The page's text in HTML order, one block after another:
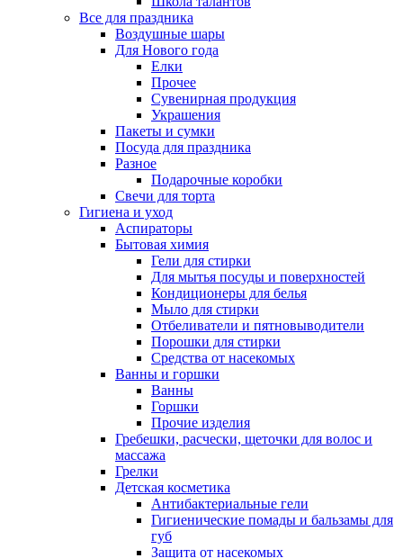
Все для праздника
Воздушные шары
Для Нового года
Елки
Прочее
Сувенирная продукция
Украшения
Пакеты и сумки
Посуда для праздника
Разное
Подарочные коробки
Свечи для торта
Гигиена и уход
Аспираторы
Бытовая химия
Гели для стирки
Для мытья посуды и поверхностей
Кондиционеры для белья
Мыло для стирки
Отбеливатели и пятновыводители
Порошки для стирки
Средства от насекомых
Ванны и горшки
Ванны
Горшки
Прочие изделия
Гребешки, расчески, щеточки для волос и
массажа
Грелки
Детская косметика
Антибактериальные гели
Гигиенические помады и бальзамы для
губ
Защита от насекомых